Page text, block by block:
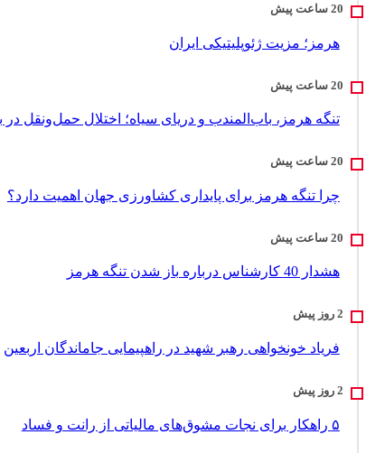
هرمز؛ مزیت ژئوپلیتیکی ایران
تنگه هرمز، باب‌المندب و دریای سیاه؛ اختلال حمل‌ونقل در
چرا تنگه هرمز برای پایداری کشاورزی جهان اهمیت دارد؟
هشدار 40 کارشناس درباره باز شدن تنگه هرمز
فریاد خونخواهی رهبر شهید در راهپیمایی جاماندگان اربعین
۵ راهکار برای نجات مشوق‌های مالیاتی از رانت و فساد